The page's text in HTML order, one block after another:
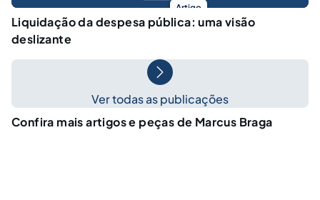
Artigo
Liquidação da despesa pública: uma visão
deslizante
Ver todas as publicações
Confira mais artigos e peças de Marcus Braga